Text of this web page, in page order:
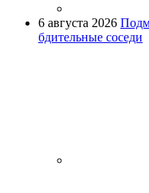
6 августа 2026
бдительные соседи